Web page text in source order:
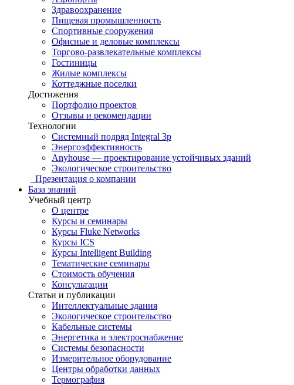
Здравоохранение
Пищевая промышленность
Спортивные сооружения
Офисные и деловые комплексы
Торгово-развлекательные комплексы
Гостиницы
Жилые комплексы
Коттеджные поселки
Достижения
Портфолио проектов
Отзывы и рекомендации
Технологии
Системный подряд Integral 3p
Энергоэффективность
Anyhouse — проектирование устойчивых зданий
Экологическое строительство
Презентация о компании
База знаний
Учебный центр
О центре
Курсы и семинары
Курсы Fluke Networks
Курсы ICS
Курсы Intelligent Building
Тематические семинары
Стоимость обучения
Консультации
Статьи и публикации
Интеллектуальные здания
Экологическое строительство
Кабельные системы
Энергетика и электроснабжение
Системы безопасности
Измерительное оборудование
Центры обработки данных
Термография